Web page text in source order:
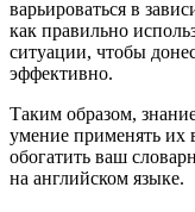
варьироваться в
как правильно
ситуации, чтобы
эффективно.
Таким образом,
умение применять их
обогатить ваш
на английском языке.